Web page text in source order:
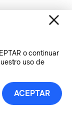
o continuar
uso de
ACEPTAR